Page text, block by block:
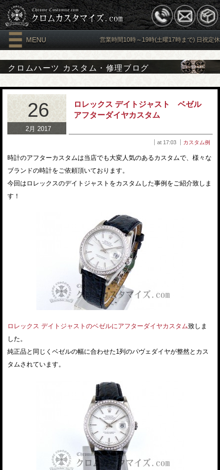
MENU 営業時間10時～19時(土曜17時まで) 日祝定休
クロムハーツ カスタム・修理ブログ
26
2月 2017
ロレックス デイトジャスト ベゼル
アフターダイヤカスタム
at 17:03 カスタム例
時計のアフターカスタムは当店でも大変人気のあるカスタムで、様々な
ブランドの時計をご依頼頂いております。
今回はロレックスのデイトジャストをカスタムした事例をご紹介致しま
す！
ロレックス デイトジャストのベゼルにアフターダイヤカスタム致しま
した。
純正品と同じくベゼルの幅に合わせた1列のパヴェダイヤが整然とカス
タムされています。